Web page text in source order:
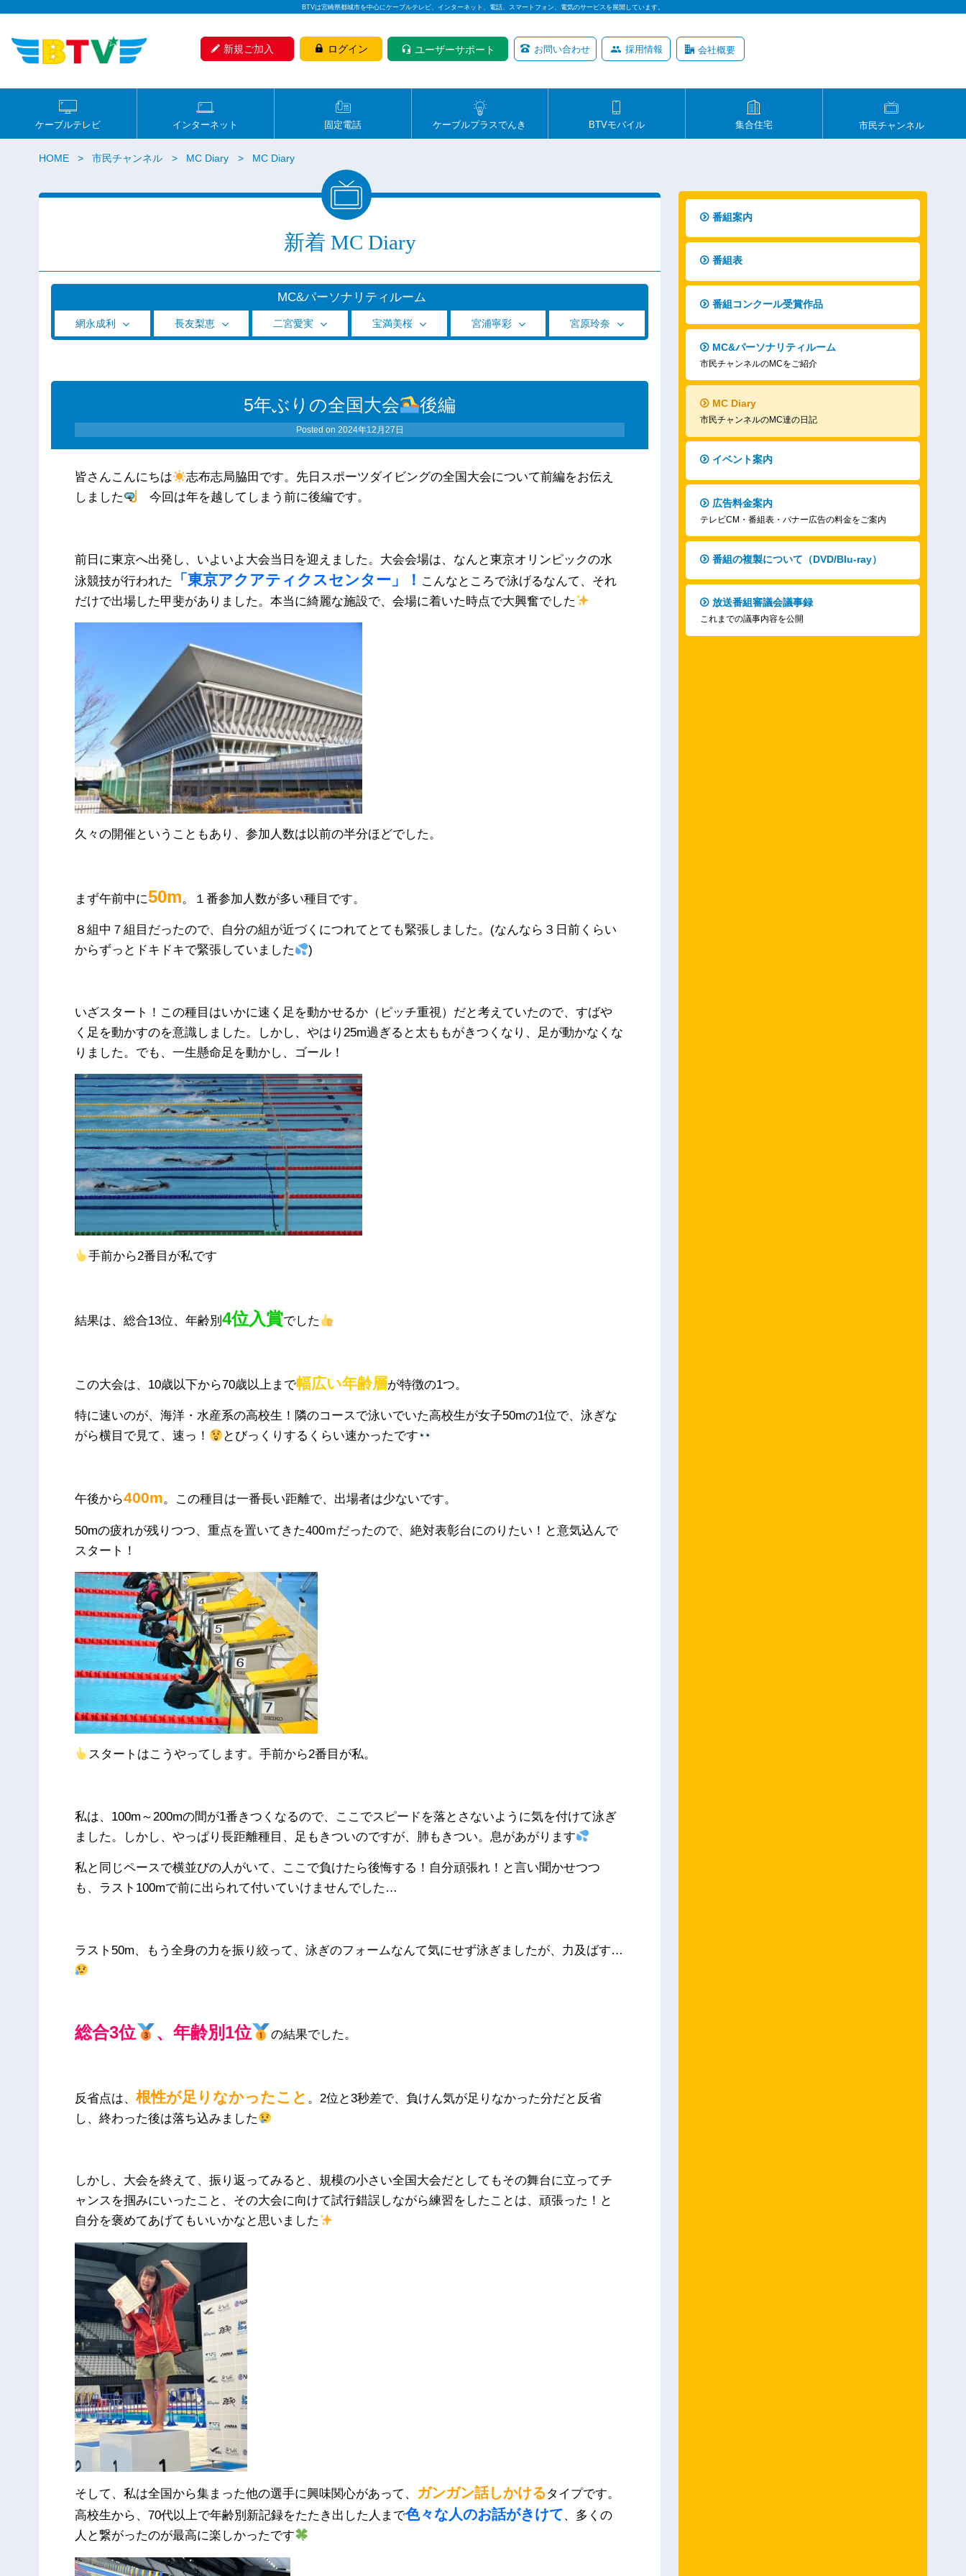
BTVは宮崎県都城市を中心にケーブルテレビ、インターネット、電話、スマートフォン、電気のサービスを展開しています。
新規ご加入 ログイン ユーザーサポート お問い合わせ 採用情報 会社概要
ケーブルテレビ インターネット 固定電話 ケーブルプラスでんき BTVモバイル 集合住宅 市民チャンネル
HOME 市民チャンネル MC Diary MC Diary
新着 MC Diary
MC&パーソナリティルーム
網永成利 長友梨恵 二宮愛実 宝満美桜 宮浦寧彩 宮原玲奈
5年ぶりの全国大会 後編
Posted on 2024年12月27日
皆さんこんにちは
志布志局脇田です。先日スポーツダイビングの全国大会について前編をお伝え
しました
今回は年を越してしまう前に後編です。
前日に東京へ出発し、いよいよ大会当日を迎えました。大会会場は、なんと東京オリンピックの水
泳競技が行われた
「東京アクアティクスセンター」！ こんなところで泳げるなんて、それ
だけで出場した甲斐がありました。本当に綺麗な施設で、会場に着いた時点で大興奮でした
久々の開催ということもあり、参加人数は以前の半分ほどでした。
まず午前中に50m。１番参加人数が多い種目です。
８組中７組目だったので、自分の組が近づくにつれてとても緊張しました。(なんなら３日前くらい
からずっとドキドキで緊張していました
)
いざスタート！この種目はいかに速く足を動かせるか（ピッチ重視）だと考えていたので、すばや
く足を動かすのを意識しました。しかし、やはり25m過ぎると太ももがきつくなり、足が動かなくな
りました。でも、一生懸命足を動かし、ゴール！
手前から2番目が私です
結果は、総合13位、年齢別4位入賞でした
この大会は、10歳以下から70歳以上まで幅広い年齢層が特徴の1つ。
特に速いのが、海洋・水産系の高校生！隣のコースで泳いでいた高校生が女子50mの1位で、泳ぎな
がら横目で見て、速っ！
とびっくりするくらい速かったです
午後から400m。この種目は一番長い距離で、出場者は少ないです。
50mの疲れが残りつつ、重点を置いてきた400ｍだったので、絶対表彰台にのりたい！と意気込んで
スタート！
スタートはこうやってします。手前から2番目が私。
私は、100m～200mの間が1番きつくなるので、ここでスピードを落とさないように気を付けて泳ぎ
ました。しかし、やっぱり長距離種目、足もきついのですが、肺もきつい。息があがります
私と同じペースで横並びの人がいて、ここで負けたら後悔する！自分頑張れ！と言い聞かせつつ
も、ラスト100mで前に出られて付いていけませんでした…
ラスト50m、もう全身の力を振り絞って、泳ぎのフォームなんて気にせず泳ぎましたが、力及ばす…
総合3位 、年齢別1位 の結果でした。
反省点は、根性が足りなかったこと 。2位と3秒差で、負けん気が足りなかった分だと反省
し、終わった後は落ち込みました
しかし、大会を終えて、振り返ってみると、規模の小さい全国大会だとしてもその舞台に立ってチ
ャンスを掴みにいったこと、その大会に向けて試行錯誤しながら練習をしたことは、頑張った！と
自分を褒めてあげてもいいかなと思いました
そして、私は全国から集まった他の選手に興味関心があって、 ガンガン話しかけるタイプです。
高校生から、70代以上で年齢別新記録をたたき出した人まで色々な人のお話がきけて、多くの
人と繋がったのが最高に楽しかったです
番組案内
番組表
番組コンクール受賞作品
MC&パーソナリティルーム
市民チャンネルのMCをご紹介
MC Diary
市民チャンネルのMC達の日記
イベント案内
広告料金案内
テレビCM・番組表・バナー広告の料金をご案内
番組の複製について（DVD/Blu-ray）
放送番組審議会議事録
これまでの議事内容を公開